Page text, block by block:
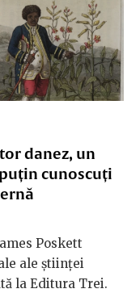
danez, un
cunoscuți
Poskett
ale științei
la Editura Trei.